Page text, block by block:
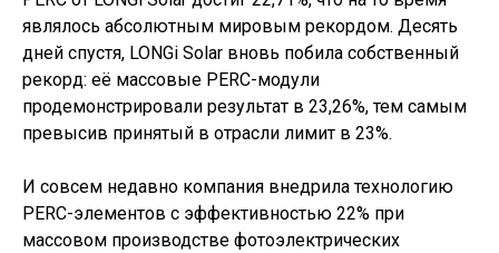
являлось абсолютным мировым рекордом. Десять
дней спустя, LONGi Solar вновь побила собственный
рекорд: её массовые PERC-модули
продемонстрировали результат в 23,26%, тем самым
превысив принятый в отрасли лимит в 23%.
И совсем недавно компания внедрила технологию
PERC-элементов с эффективностью 22% при
массовом производстве фотоэлектрических